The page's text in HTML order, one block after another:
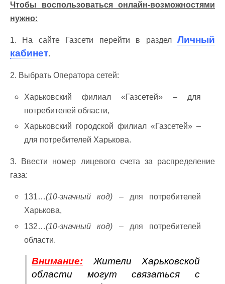
Чтобы воспользоваться онлайн-возможностями
нужно:
1. На сайте Газсети перейти в раздел Личный
кабинет.
2. Выбрать Оператора сетей:
Харьковский филиал «Газсетей» – для
потребителей области,
Харьковский городской филиал «Газсетей» –
для потребителей Харькова.
3. Ввести номер лицевого счета за распределение
газа:
131…(10-значный код) – для потребителей
Харькова,
132…(10-значный код) – для потребителей
области.
Внимание: Жители Харьковской
области могут связаться с